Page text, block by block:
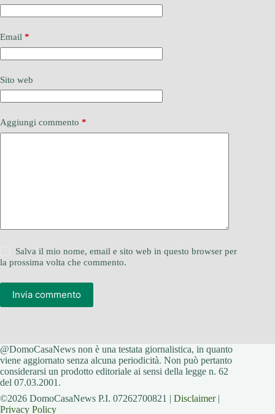
Email *
Sito web
Aggiungi commento *
Salva il mio nome, email e sito web in questo browser per
la prossima volta che commento.
Invia commento
@DomoCasaNews non è una testata giornalistica, in quanto
viene aggiornato senza alcuna periodicità. Non può pertanto
considerarsi un prodotto editoriale ai sensi della legge n. 62
del 07.03.2001.
©2026 DomoCasaNews P.I. 07262700821 | Disclaimer|
Privacy Policy